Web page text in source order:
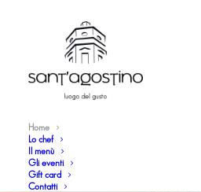
Home
Lo chef
Il menù
Gli eventi
Gift card
Contatti